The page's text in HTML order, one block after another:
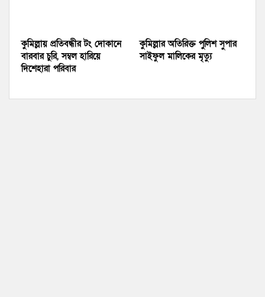
কুমিল্লায় প্রতিবন্ধীর টং দোকানে
বারবার চুরি, সম্বল হারিয়ে
দিশেহারা পরিবার
কুমিল্লার অতিরিক্ত পুলিশ সুপার
সাইফুল মালিকের মৃত্যু